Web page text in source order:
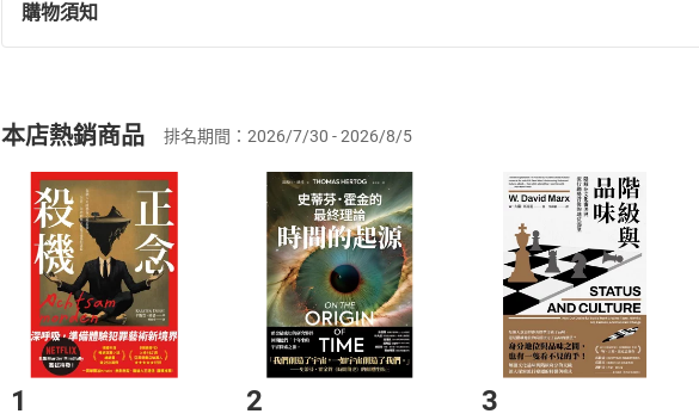
退換貨規定：
(一)依消費者保護法第19條第1項後段暨通訊交易解除權合理例外情事適用
(二)消費者訂購本店鋪之商品即代表知悉本店鋪所銷售之商品為電子書，
且已下載/存取電子書，不得請求退貨退款。
退貨方式：您欲取消訂單或辦理退貨時，請登入樂天市場，並於「我的訂單
貨」，本店鋪將依您的申請進行審核，待審核通過後將為您辦理退款事宜。
請注意，樂天市場須以整筆訂單為單位進行取消/退貨，恕無法以單支商品取
購物須知
挑選商品
Choose
放入購物車
Shopping cart
登入帳號
Login
購書後，如何開始使用？
Step1.選擇閱讀載具 Step2.登入
本店熱銷商品 排名期間：2026/7/30 - 2026/8/5
1 2 3